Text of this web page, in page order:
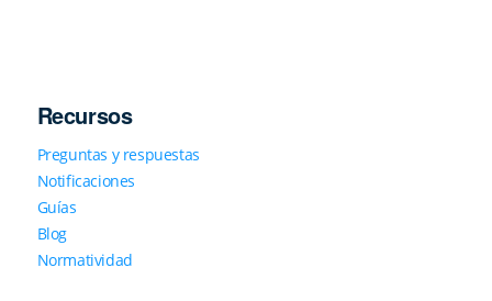
Recursos
Preguntas y respuestas
Notificaciones
Guías
Blog
Normatividad